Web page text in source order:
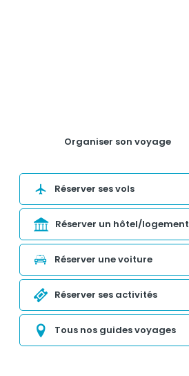
Organiser son voyage
Réserver ses vols
Réserver un hôtel/logement
Réserver une voiture
Réserver ses activités
Tous nos guides voyages